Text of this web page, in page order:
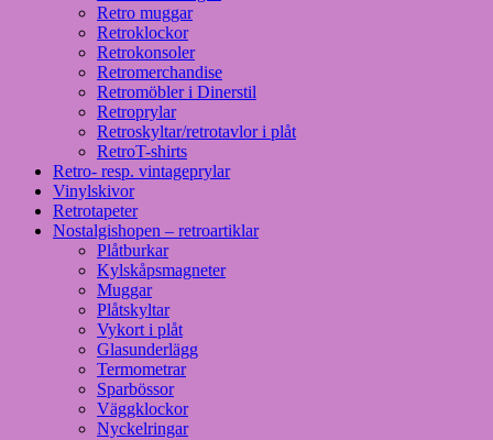
Retro muggar
Retroklockor
Retrokonsoler
Retromerchandise
Retromöbler i Dinerstil
Retroprylar
Retroskyltar/retrotavlor i plåt
RetroT-shirts
Retro- resp. vintageprylar
Vinylskivor
Retrotapeter
Nostalgishopen – retroartiklar
Plåtburkar
Kylskåpsmagneter
Muggar
Plåtskyltar
Vykort i plåt
Glasunderlägg
Termometrar
Sparbössor
Väggklockor
Nyckelringar